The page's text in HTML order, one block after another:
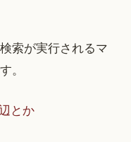
索が実行されるマ
。
とか